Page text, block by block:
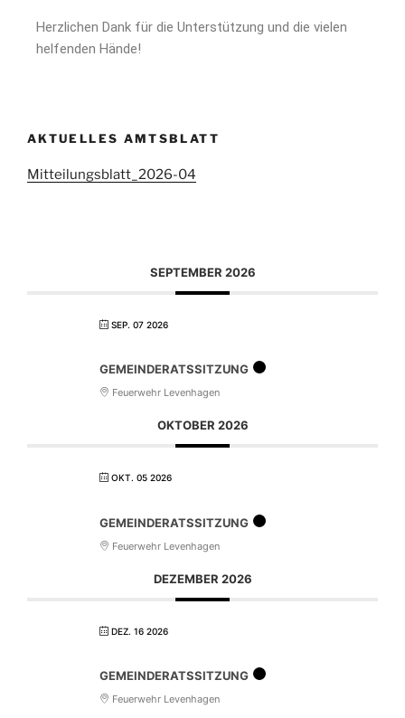
Herzlichen Dank für die Unterstützung und die vielen
helfenden Hände!
AKTUELLES AMTSBLATT
Mitteilungsblatt_2026-04
SEPTEMBER 2026
SEP. 07 2026
GEMEINDERATSSITZUNG
Feuerwehr Levenhagen
OKTOBER 2026
OKT. 05 2026
GEMEINDERATSSITZUNG
Feuerwehr Levenhagen
DEZEMBER 2026
DEZ. 16 2026
GEMEINDERATSSITZUNG
Feuerwehr Levenhagen